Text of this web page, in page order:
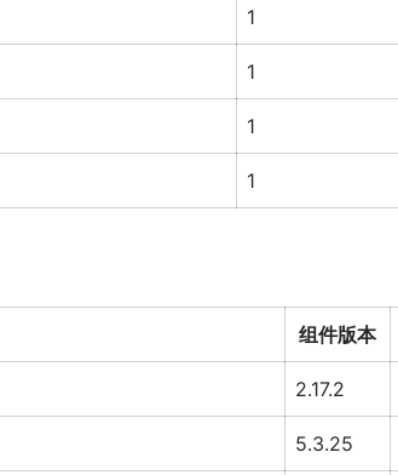
1
1
1
1
组件版本
2.17.2
5.3.25